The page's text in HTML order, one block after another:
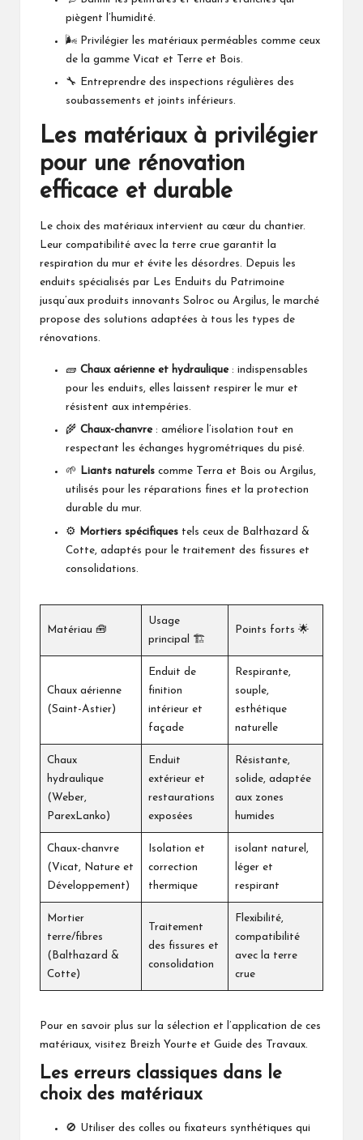
piègent l’humidité.
🌬️ Privilégier les matériaux perméables comme ceux
de la gamme Vicat et Terre et Bois.
🔧 Entreprendre des inspections régulières des
soubassements et joints inférieurs.
Les matériaux à privilégier
pour une rénovation
efficace et durable
Le choix des matériaux intervient au cœur du chantier.
Leur compatibilité avec la terre crue garantit la
respiration du mur et évite les désordres. Depuis les
enduits spécialisés par Les Enduits du Patrimoine
jusqu’aux produits innovants Solroc ou Argilus, le marché
propose des solutions adaptées à tous les types de
rénovations.
🧱 Chaux aérienne et hydraulique: indispensables
pour les enduits, elles laissent respirer le mur et
résistent aux intempéries.
🌾 Chaux-chanvre: améliore l’isolation tout en
respectant les échanges hygrométriques du pisé.
🌱 Liants naturels comme Terra et Bois ou Argilus,
utilisés pour les réparations fines et la protection
durable du mur.
⚙️ Mortiers spécifiques tels ceux de Balthazard &
Cotte, adaptés pour le traitement des fissures et
consolidations.
Matériau 🧰
Usage
principal 🏗️
Points forts 🌟
Chaux aérienne
(Saint-Astier)
Enduit de
finition
intérieur et
façade
Respirante,
souple,
esthétique
naturelle
Chaux
hydraulique
(Weber,
ParexLanko)
Enduit
extérieur et
restaurations
exposées
Résistante,
solide, adaptée
aux zones
humides
Chaux-chanvre
(Vicat, Nature et
Développement)
Isolation et
correction
thermique
isolant naturel,
léger et
respirant
Mortier
terre/fibres
(Balthazard &
Cotte)
Traitement
des fissures et
consolidation
Flexibilité,
compatibilité
avec la terre
crue
Pour en savoir plus sur la sélection et l’application de ces
matériaux, visitez
Breizh Yourte et Guide des Travaux
Les erreurs classiques dans le
choix des matériaux
🚫 Utiliser des colles ou fixateurs synthétiques qui